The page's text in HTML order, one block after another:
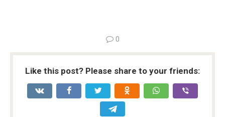
0
Like this post? Please share to your friends: